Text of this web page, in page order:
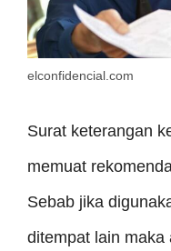
elconfidencial.com
Surat keterangan
memuat
Sebab jika
ditempat lain maka